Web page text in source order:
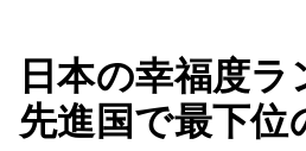
日本の幸福度ラ
先進国で最下位